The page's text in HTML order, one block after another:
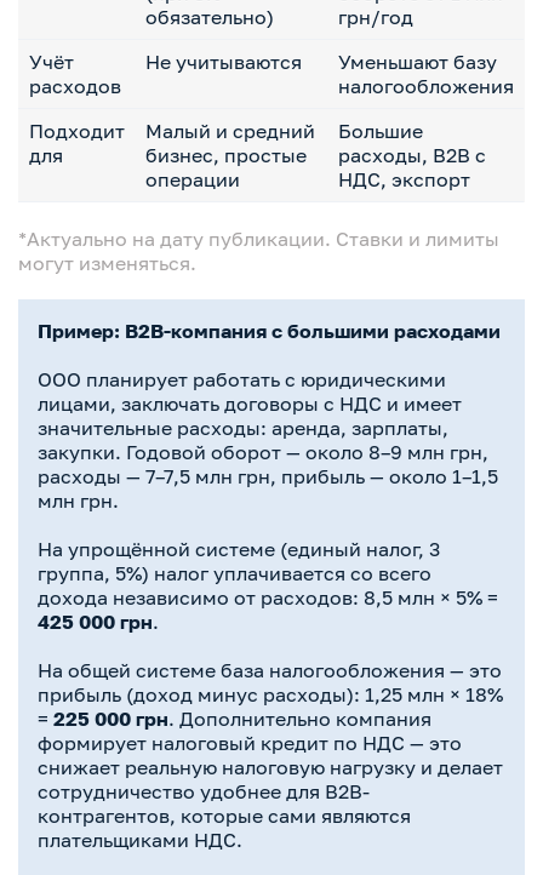
обязательно)
грн/год
Учёт
расходов
Не учитываются
Уменьшают базу
налогообложения
Подходит
для
Малый и средний
бизнес, простые
операции
Большие
расходы, B2B с
НДС, экспорт
*Актуально на дату публикации. Ставки и лимиты
могут изменяться.
Пример: B2B-компания с большими расходами
ООО планирует работать с юридическими
лицами, заключать договоры с НДС и имеет
значительные расходы: аренда, зарплаты,
закупки. Годовой оборот — около 8–9 млн грн,
расходы — 7–7,5 млн грн, прибыль — около 1–1,5
млн грн.
На упрощённой системе (единый налог, 3
группа, 5%) налог уплачивается со всего
дохода независимо от расходов: 8,5 млн × 5% =
425 000 грн.
На общей системе база налогообложения — это
прибыль (доход минус расходы): 1,25 млн × 18%
= 225 000 грн. Дополнительно компания
формирует налоговый кредит по НДС — это
снижает реальную налоговую нагрузку и делает
сотрудничество удобнее для B2B-
контрагентов, которые сами являются
плательщиками НДС.